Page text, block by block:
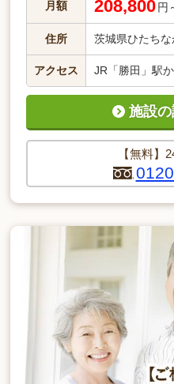
月額 208,800 円
住所 茨城県ひたち
アクセス JR「勝田」駅
【無料】
施設